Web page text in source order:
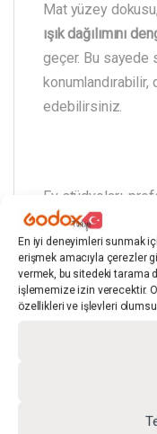
En iyi deneyimleri sunmak
erişmek amacıyla çerezler
vermek, bu sitedeki tarama
işlememize izin verecektir.
özellikleri ve işlevleri
Mat yüzey
ışık dağılımını
geçer. Bu sayede
edebilirsiniz.
Ev stüdyoları,
çekimleri, online
üretimi için çok